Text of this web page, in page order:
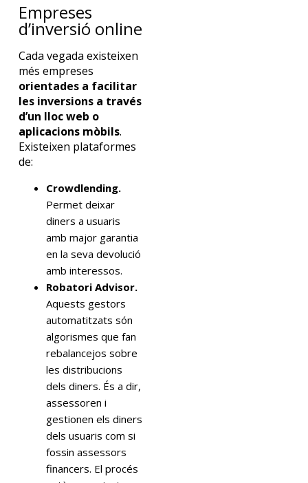
Empreses
d’inversió online
Cada vegada existeixen
més empreses
orientades a facilitar
les inversions a través
d’un lloc web o
aplicacions mòbils.
Existeixen plataformes
de:
Crowdlending.
Permet deixar
diners a usuaris
amb major garantia
en la seva devolució
amb interessos.
Robatori Advisor.
Aquests gestors
automatitzats són
algorismes que fan
rebalancejos sobre
les distribucions
dels diners. És a dir,
assessoren i
gestionen els diners
dels usuaris com si
fossin assessors
financers. El procés